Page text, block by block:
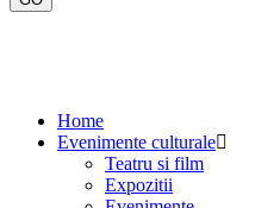
Home
Evenimente culturale
Teatru si film
Expozitii